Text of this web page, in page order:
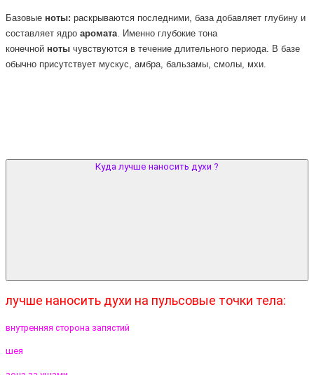
Базовые ноты: раскрываются последними, база добавляет глубину и
составляет ядро аромата . Именно глубокие тона
конечной ноты чувствуются в течение длительного периода. В базе
обычно присутствует мускус, амбра, бальзамы, смолы, мхи.
Куда лучше наносить духи ?
лучше наносить духи на пульсовые точки тела:
внутренняя сторона запястий
шея